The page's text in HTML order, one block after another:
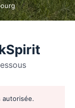
autorisée.